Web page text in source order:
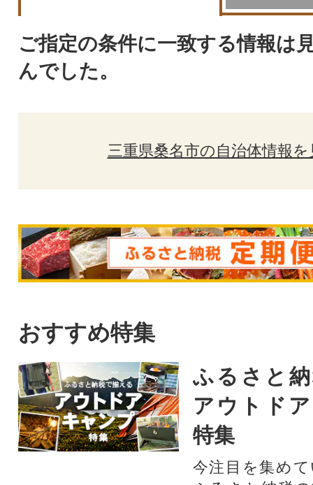
ご指定の条件に一致する情報は
んでした。
三重県桑名市の自治体情報を
おすすめ特集
ふるさと
アウトド
特集
今注目を集め